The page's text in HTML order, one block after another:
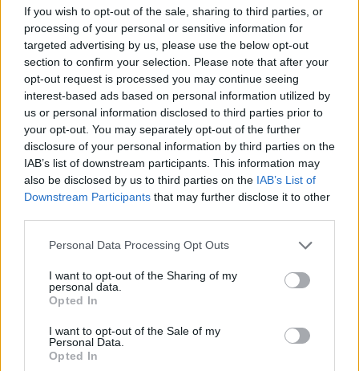
If you wish to opt-out of the sale, sharing to third parties, or
processing of your personal or sensitive information for
targeted advertising by us, please use the below opt-out
section to confirm your selection. Please note that after your
opt-out request is processed you may continue seeing
interest-based ads based on personal information utilized by
us or personal information disclosed to third parties prior to
your opt-out. You may separately opt-out of the further
disclosure of your personal information by third parties on the
IAB’s list of downstream participants. This information may
also be disclosed by us to third parties on the IAB’s List of
Downstream Participants that may further disclose it to other
Personal Data Processing Opt Outs
I want to opt-out of the Sharing of my
personal data.
Opted In
I want to opt-out of the Sale of my
Personal Data.
Opted In
Ахмети кажа што го мачи:
СЛУШАМ, САКААТ ДА СЕ СУДИ
ЗА ВОЕНИТЕ ЗЛОСТРОСТВА НА
УЧК...
ИСТОРИСКО ОБЕДИНУВАЊЕ НА
МАКЕДОНЦИТЕ ВО СРБИЈА:
ФОРМИРАН МАКЕДОНСКИОТ
НАЦИОНАЛЕН СОЈУЗ
ТЕЖОК ДЕН И ЈАВНО
ДЕМОЛИРАЊЕ НА ФИЛИПЧЕ:
Мицкоски откри дека
човекот појма нема од
ништо, освен за кеш
ПРЕДУПРЕДЕНИ СЕ: „Бугарија
итно ја преиспитува својата
одлука“
УЛЦИЊ Е АЛБАНСКИ, ЌЕ ГО
објава на вицепремиерот на
БИДЕ ЗА НА ЛЕКАР, а потоа...